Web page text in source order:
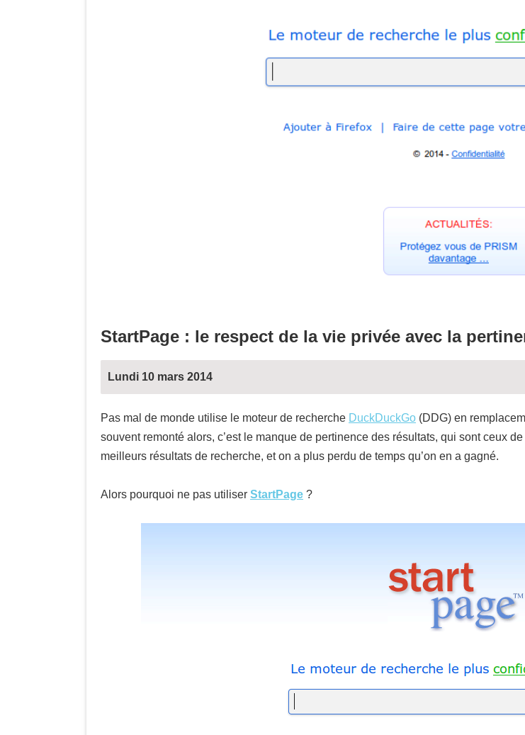
StartPage : le respect de la vie privée avec la
Lundi 10 mars 2014
Pas mal de monde utilise le moteur de recherche DuckDuckGo (DDG) en
souvent remonté alors, c’est le manque de pertinence des résultats, qui sont ceux
meilleurs résultats de recherche, et on a plus perdu de temps qu’on en a gagné.
Alors pourquoi ne pas utiliser StartPage ?